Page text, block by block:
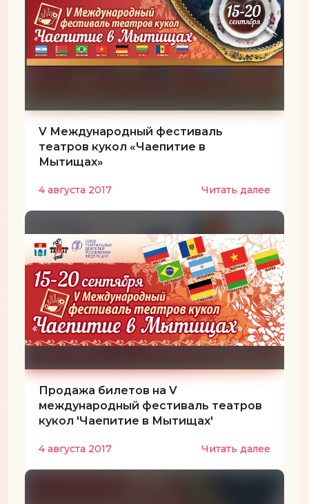
V Международный фестиваль
театров кукол «Чаепитие в
Мытищах»
4 августа 2017 Читать далее
Продажа билетов на V
международный фестиваль театров
кукол 'Чаепитие в Мытищах'
4 августа 2017 Читать далее